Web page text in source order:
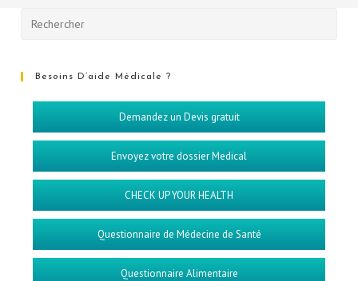
Besoins D’aide Médicale ?
Demandez un Devis gratuit
Envoyez votre dossier Medical
CHECK UP YOUR HEALTH
Questionnaire de Médecine de Santé
Questionnaire Alimentaire